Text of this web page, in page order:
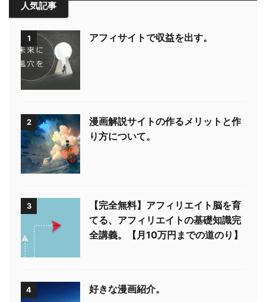
人気記事
1 アフィサイトで収益を出す。
2
漫画解説サイトの作るメリットと作
り方について。
3
【完全無料】アフィリエイト脳を育
てる、アフィリエイトの基礎知識完
全講義。【月10万円までの道のり】
4 好きな漫画紹介。